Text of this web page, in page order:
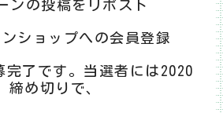
ンの投稿をリポスト
ショップへの会員登録
です。当選者には2020
締め切りで、